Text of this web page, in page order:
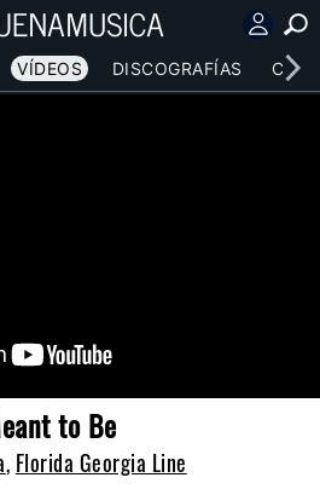
VÍDEOS DISCOGRAFÍAS
to Be
, Florida Georgia Line